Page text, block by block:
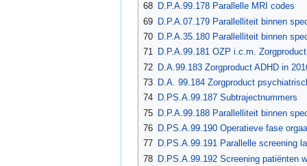
68 D.P.A.99.178 Parallelle MRI codes
69 D.P.A.07.179 Parallelliteit binnen
70 D.P.A.35.180 Parallelliteit binnen
71 D.P.A.99.181 OZP i.c.m. Zorgproduct
72 D.A.99.183 Zorgproduct ADHD in
73 D.A. 99.184 Zorgproduct
74 D.PS.A.99.187 Subtrajectnummers
75 D.P.A.99.188 Parallelliteit binnen
76 D.PS.A.99.190 Operatieve fase
77 D.PS.A.99.191 Parallelle screening
78 D.PS.A.99.192 Screening patiënten